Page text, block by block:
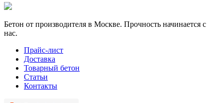
Бетон от производителя в Москве. Прочность начинается с
нас.
Прайс-лист
Доставка
Товарный бетон
Статьи
Контакты